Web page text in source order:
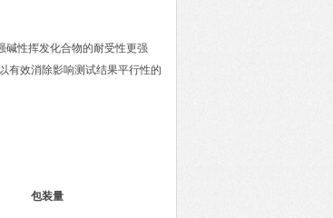
碱性挥发化合物的耐受性更强
有效消除影响测试结果平行性的
包装量